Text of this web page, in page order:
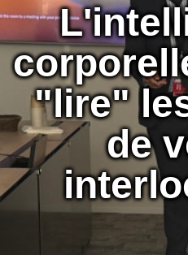
"lire"
de